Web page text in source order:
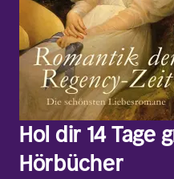
Hol dir 14 Tage
Hörbücher